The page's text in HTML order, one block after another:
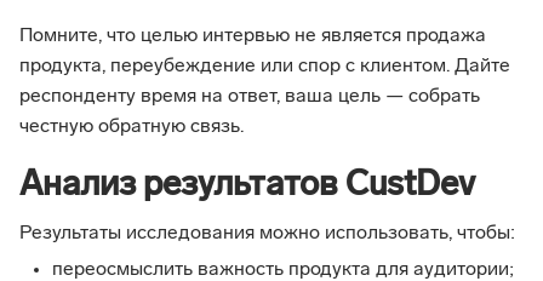
Помните, что целью интервью не является продажа
продукта, переубеждение или спор с клиентом. Дайте
респонденту время на ответ, ваша цель — собрать
честную обратную связь.
Анализ результатов CustDev
Результаты исследования можно использовать, чтобы:
переосмыслить важность продукта для аудитории;